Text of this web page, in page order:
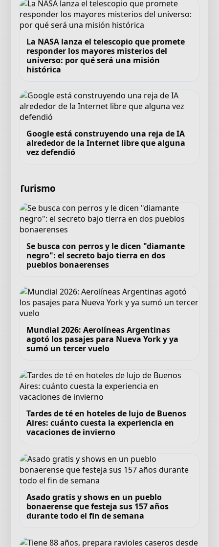
La NASA lanza el telescopio que promete
responder los mayores misterios del
universo: por qué será una misión
histórica
Google está construyendo una reja de IA
alrededor de la Internet libre que alguna
vez defendió
Turismo
Se busca con perros y le dicen "diamante
negro": el secreto bajo tierra en dos
pueblos bonaerenses
Mundial 2026: Aerolíneas Argentinas
agotó los pasajes para Nueva York y ya
sumó un tercer vuelo
Tardes de té en hoteles de lujo de Buenos
Aires: cuánto cuesta la experiencia en
vacaciones de invierno
Asado gratis y shows en un pueblo
bonaerense que festeja sus 157 años
durante todo el fin de semana